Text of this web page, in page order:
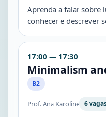
Aprenda a falar sobre
conhecer e descrever
17:00 — 17:30
Minimalism
B2
Prof. Ana Karoline 6 vagas